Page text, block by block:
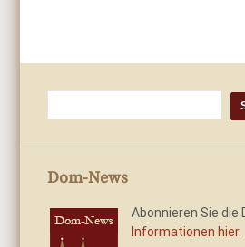
Dom-News
Abonnieren Sie die
Informationen hier.